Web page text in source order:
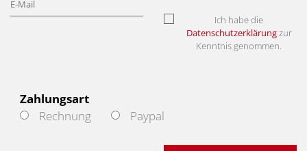
Ich habe die
Datenschutzerklärungzur
Kenntnis genommen.
Zahlungsart
Rechnung
Paypal